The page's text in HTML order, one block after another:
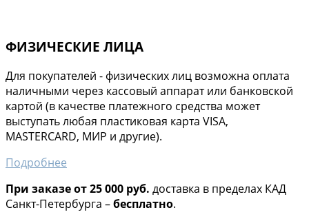
ФИЗИЧЕСКИЕ ЛИЦА
Для покупателей - физических лиц возможна оплата
наличными через кассовый аппарат или банковской
картой (в качестве платежного средства может
выступать любая пластиковая карта VISA,
MASTERCARD, МИР и другие).
Подробнее
При заказе от 25 000 руб. доставка в пределах КАД
Санкт-Петербурга –бесплатно.